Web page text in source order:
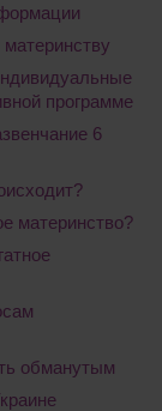
материнству
программе
6
материнство?
обманутым